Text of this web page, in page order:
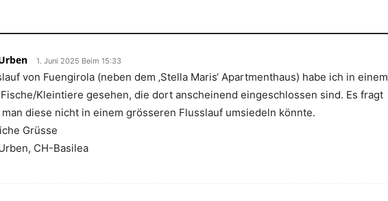
1. Juni 2025 Beim 15:33
von Fuengirola (neben dem ‚Stella Maris‘ Apartmenthaus) habe ich in einem
Kleintiere gesehen, die dort anscheinend eingeschlossen sind. Es fragt
man diese nicht in einem grösseren Flusslauf umsiedeln könnte.
Grüsse
CH-Basilea